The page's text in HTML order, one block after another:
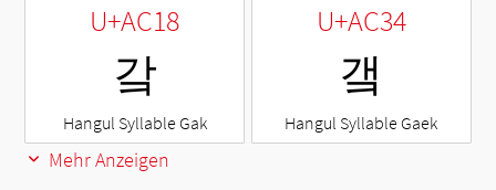
U+AC18
갘
Hangul Syllable Gak
U+AC34
갴
Hangul Syllable Gaek
Mehr Anzeigen